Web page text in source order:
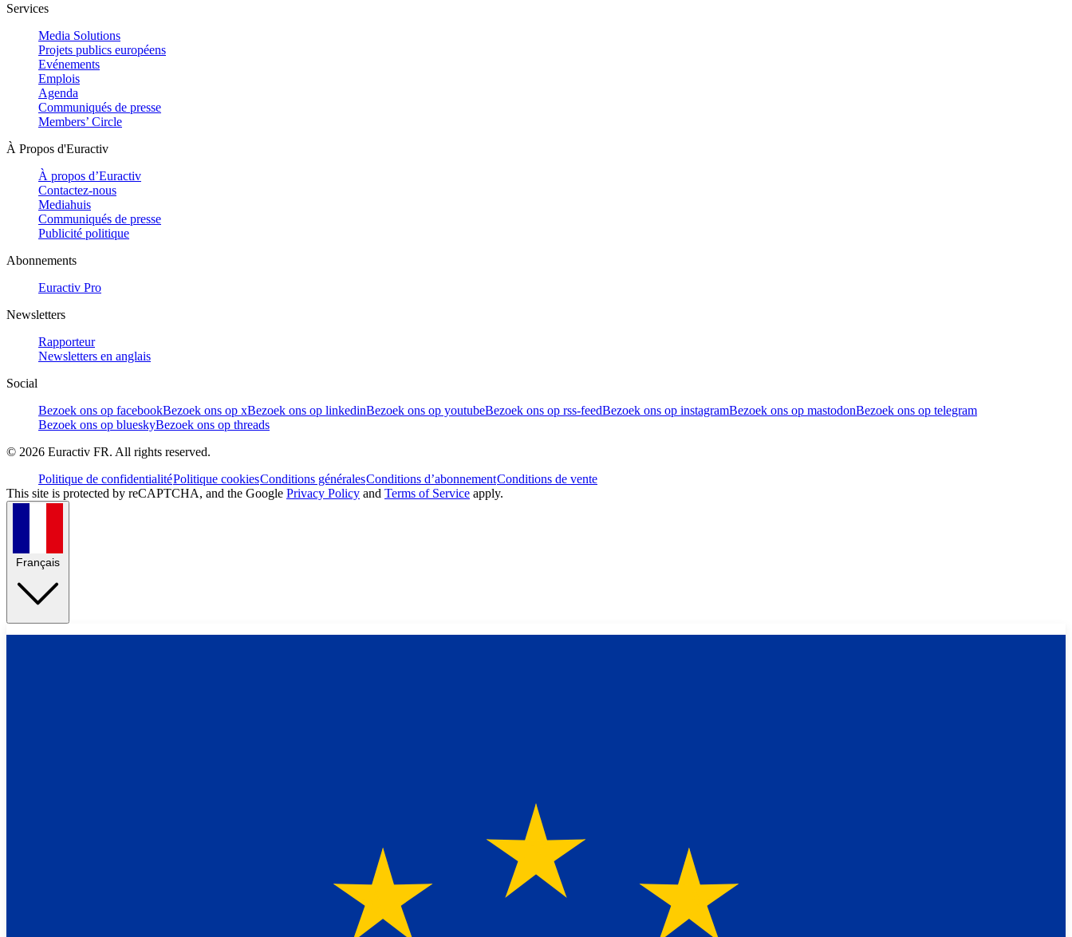
Services
Media Solutions
Projets publics européens
Evénements
Emplois
Agenda
Communiqués de presse
Members’ Circle
À Propos d'Euractiv
À propos d’Euractiv
Contactez-nous
Mediahuis
Communiqués de presse
Publicité politique
Abonnements
Euractiv Pro
Newsletters
Rapporteur
Newsletters en anglais
Social
Bezoek ons op facebookBezoek ons op xBezoek ons op linkedinBezoek ons op youtubeBezoek ons op rss-feedBezoek ons op instagramBezoek ons op mastodonBezoek ons op telegram
Bezoek ons op blueskyBezoek ons op threads
© 2026 Euractiv FR. All rights reserved.
Politique de confidentialitéPolitique cookiesConditions généralesConditions d’abonnementConditions de vente
This site is protected by reCAPTCHA, and the Google Privacy Policy and Terms of Service apply.
Français